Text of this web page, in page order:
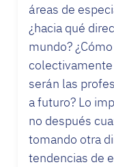
áreas de
¿hacia qué
mundo?
serán las
a futuro? Lo
no después
tomando otra
tendencias de